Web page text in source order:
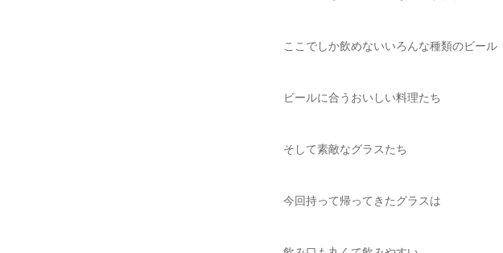
ここでしか飲めないいろんな種類のビール
ビールに合うおいしい料理たち
そして素敵なグラスたち
今回持って帰ってきたグラスは